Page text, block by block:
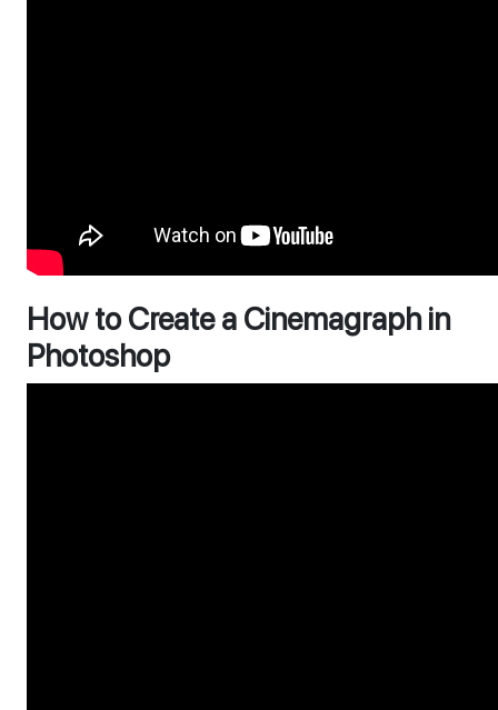
How to Create a Cinemagraph in
Photoshop